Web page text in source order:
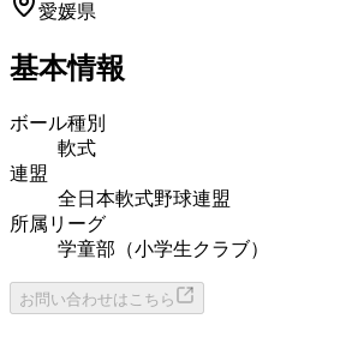
愛媛県
基本情報
ボール種別
軟式
連盟
全日本軟式野球連盟
所属リーグ
学童部（小学生クラブ）
お問い合わせはこちら